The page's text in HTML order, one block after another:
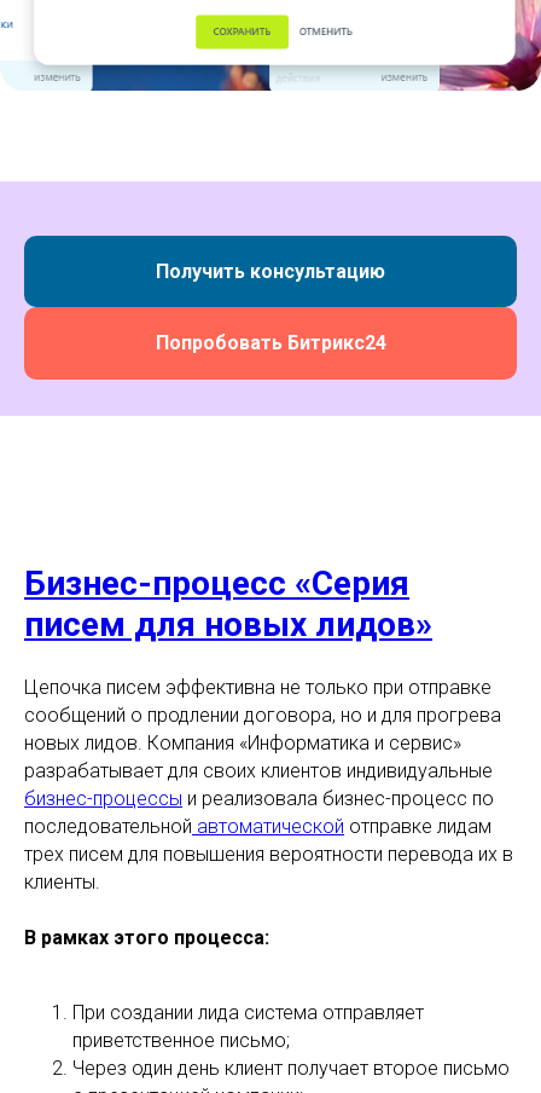
Получить консультацию
Попробовать Битрикс24
Бизнес-процесс «Серия
писем для новых лидов»
Цепочка писем эффективна не только при отправке
сообщений о продлении договора, но и для прогрева
новых лидов. Компания «Информатика и сервис»
разрабатывает для своих клиентов индивидуальные
бизнес-процессы и реализовала бизнес-процесс по
последовательной автоматической отправке лидам
трех писем для повышения вероятности перевода их в
клиенты.
В рамках этого процесса:
При создании лида система отправляет
приветственное письмо;
Через один день клиент получает второе письмо